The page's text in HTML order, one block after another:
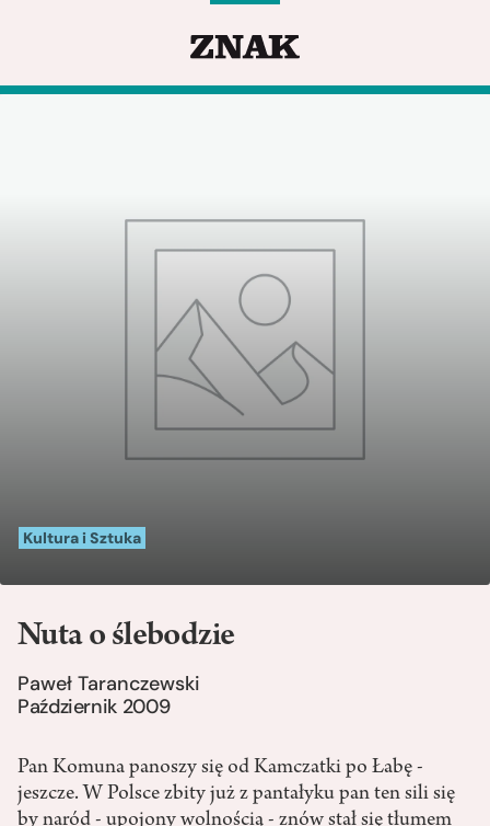
Kultura i Sztuka
Nuta o ślebodzie
Paweł Taranczewski
Październik 2009
Pan Komuna panoszy się od Kamczatki po Łabę -
jeszcze. W Polsce zbity już z pantałyku pan ten sili się
by naród - upojony wolnością - znów stał się tłumem